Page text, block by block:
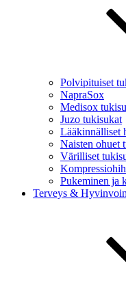
Polvipituiset
NapraSox
Medisox
Juzo tukisukat
Lääkinnälliset
Naisten ohuet
Värilliset
Pukeminen ja
Terveys &